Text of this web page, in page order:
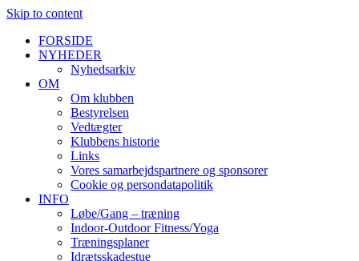
Skip to content
FORSIDE
NYHEDER
Nyhedsarkiv
OM
Om klubben
Bestyrelsen
Vedtægter
Klubbens historie
Links
Vores samarbejdspartnere og sponsorer
Cookie og persondatapolitik
INFO
Løbe/Gang – træning
Indoor-Outdoor Fitness/Yoga
Træningsplaner
Idrætsskadestue